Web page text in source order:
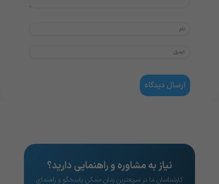
نیاز به مشاوره و راهنمایی دارید؟
کارشناسان ما در سریعترین زمان ممکن پاسخگو و راهنمای